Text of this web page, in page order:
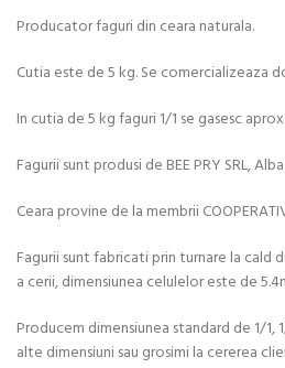
Producator faguri din ceara naturala.
Cutia este de 5 kg. Se comercializeaza
In cutia de 5 kg faguri 1/1 se gasesc
Fagurii sunt produsi de BEE PRY SRL,
Ceara provine de la membrii
Fagurii sunt fabricati prin turnare la cald
a cerii, dimensiunea celulelor este de
Producem dimensiunea standard de 1/1,
alte dimensiuni sau grosimi la cererea